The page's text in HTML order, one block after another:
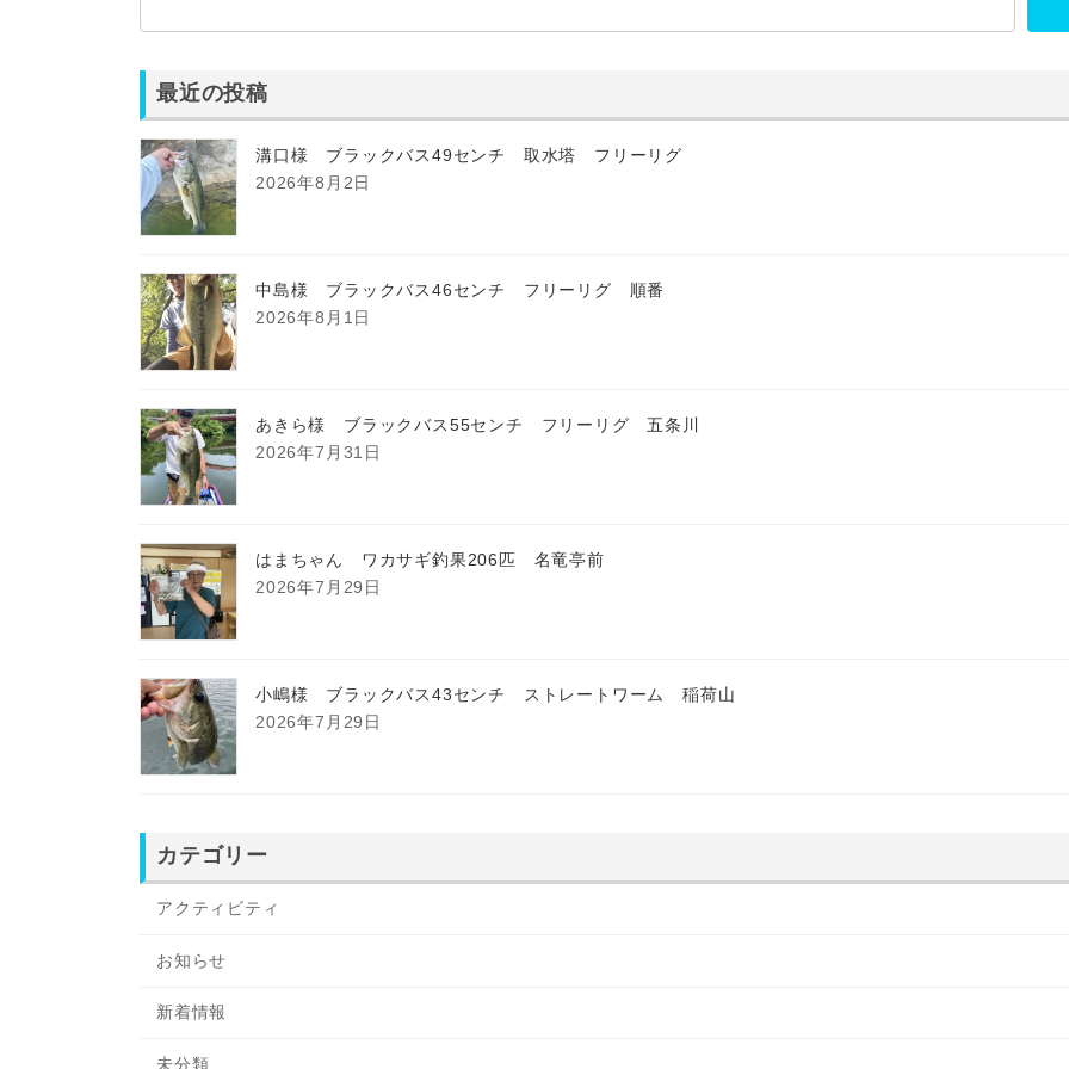
最近の投稿
溝口様 ブラックバス49センチ 取水塔 フリーリグ
2026年8月2日
中島様 ブラックバス46センチ フリーリグ 順番
2026年8月1日
あきら様 ブラックバス55センチ フリーリグ 五条川
2026年7月31日
はまちゃん ワカサギ釣果206匹 名竜亭前
2026年7月29日
小嶋様 ブラックバス43センチ ストレートワーム 稲荷山
2026年7月29日
カテゴリー
アクティビティ
お知らせ
新着情報
未分類